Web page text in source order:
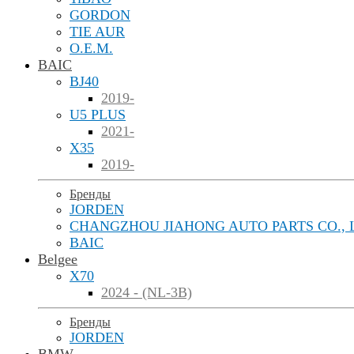
GORDON
TIE AUR
O.E.M.
BAIC
BJ40
2019-
U5 PLUS
2021-
X35
2019-
Бренды
JORDEN
CHANGZHOU JIAHONG AUTO PARTS CO.,
BAIC
Belgee
X70
2024 - (NL-3B)
Бренды
JORDEN